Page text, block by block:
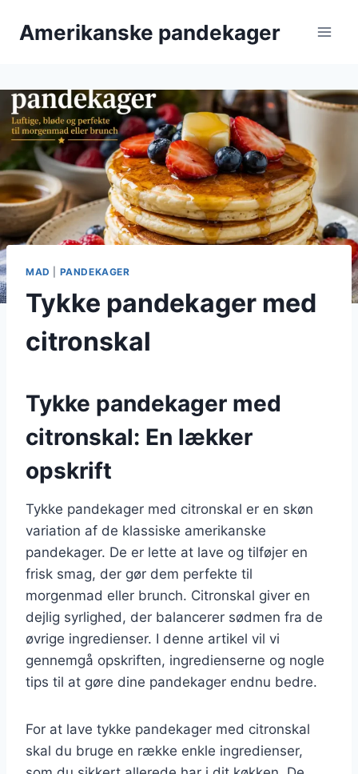
Amerikanske pandekager
MAD PANDEKAGER
Tykke pandekager med
citronskal
Tykke pandekager med
citronskal: En lækker
opskrift
Tykke pandekager med citronskal er en skøn
variation af de klassiske amerikanske
pandekager. De er lette at lave og tilføjer en
frisk smag, der gør dem perfekte til
morgenmad eller brunch. Citronskal giver en
dejlig syrlighed, der balancerer sødmen fra de
øvrige ingredienser. I denne artikel vil vi
gennemgå opskriften, ingredienserne og nogle
tips til at gøre dine pandekager endnu bedre.
For at lave tykke pandekager med citronskal
skal du bruge en række enkle ingredienser,